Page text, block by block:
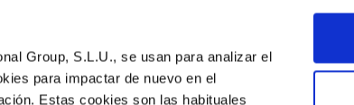
Group, S.L.U., se usan para analizar el
para impactar de nuevo en el
Estas cookies son las habituales